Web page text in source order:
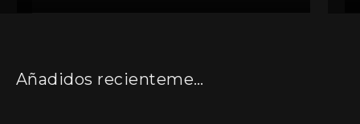
Añadidos recientemente